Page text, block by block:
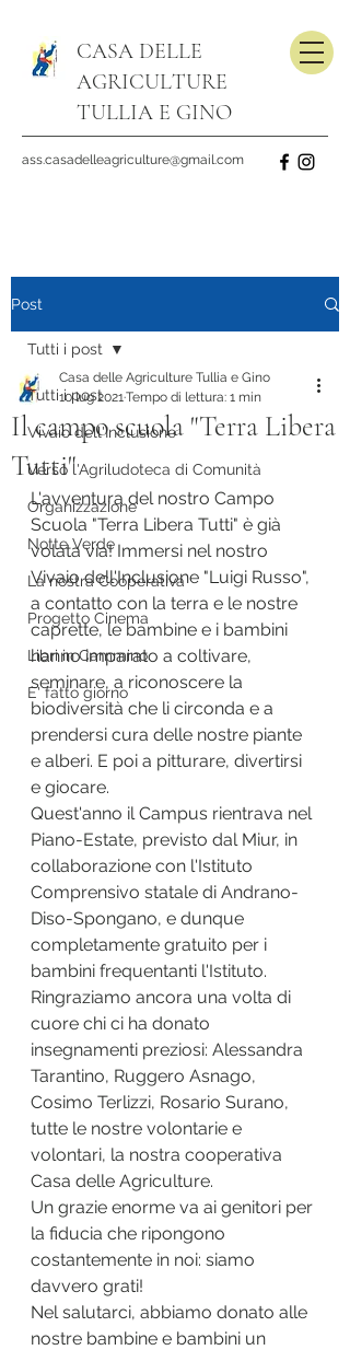
CASA DELLE
AGRICULTURE
TULLIA E GINO
ass.casadelleagriculture@gmail.com
Post
Tutti i post
Vivaio dell'Inclusione
Verso l'Agriludoteca di Comunità
Organizzazione
Notte Verde
La nostra Cooperativa
Progetto Cinema
Libri in Cammino
E' fatto giorno
Tutti i post
Il campo scuola "Terra Libera
Tutti"
Casa delle Agriculture Tullia e Gino
10 lug 2021Tempo di lettura: 1 min
L'avventura del nostro Campo
Scuola "Terra Libera Tutti" è già
volata via! Immersi nel nostro
Vivaio dell'Inclusione "Luigi Russo",
a contatto con la terra e le nostre
caprette, le bambine e i bambini
hanno imparato a coltivare,
seminare, a riconoscere la
biodiversità che li circonda e a
prendersi cura delle nostre piante
e alberi. E poi a pitturare, divertirsi
e giocare.
Quest'anno il Campus rientrava nel
Piano-Estate, previsto dal Miur, in
collaborazione con l'Istituto
Comprensivo statale di Andrano-
Diso-Spongano, e dunque
completamente gratuito per i
bambini frequentanti l'Istituto.
Ringraziamo ancora una volta di
cuore chi ci ha donato
insegnamenti preziosi: Alessandra
Tarantino, Ruggero Asnago,
Cosimo Terlizzi, Rosario Surano,
tutte le nostre volontarie e
volontari, la nostra cooperativa
Casa delle Agriculture.
Un grazie enorme va ai genitori per
la fiducia che ripongono
costantemente in noi: siamo
davvero grati!
Nel salutarci, abbiamo donato alle
nostre bambine e bambini un